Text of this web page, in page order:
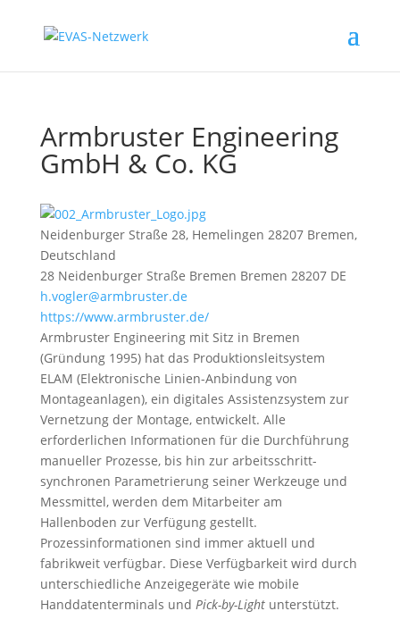
Armbruster Engineering
GmbH & Co. KG
Neidenburger Straße 28, Hemelingen 28207 Bremen,
Deutschland
28 Neidenburger Straße Bremen Bremen 28207 DE
h.vogler@armbruster.de
https://www.armbruster.de/
Armbruster Engineering mit Sitz in Bremen
(Gründung 1995) hat das Produktionsleitsystem
ELAM (Elektronische Linien-Anbindung von
Montageanlagen), ein digitales Assistenzsystem zur
Vernetzung der Montage, entwickelt. Alle
erforderlichen Informationen für die Durchführung
manueller Prozesse, bis hin zur arbeitsschritt-
synchronen Parametrierung seiner Werkzeuge und
Messmittel, werden dem Mitarbeiter am
Hallenboden zur Verfügung gestellt.
Prozessinformationen sind immer aktuell und
fabrikweit verfügbar. Diese Verfügbarkeit wird durch
unterschiedliche Anzeigegeräte wie mobile
Handdatenterminals und Pick-by-Lightunterstützt.